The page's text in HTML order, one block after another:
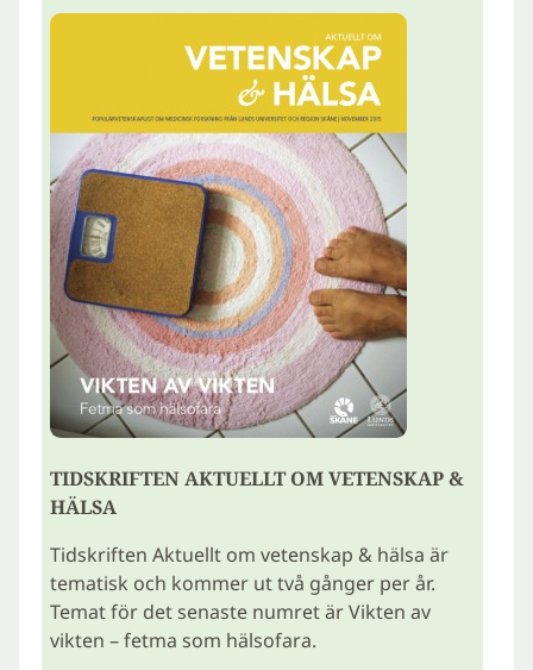
TIDSKRIFTEN AKTUELLT OM VETENSKAP &
HÄLSA
Tidskriften Aktuellt om vetenskap & hälsa är
tematisk och kommer ut två gånger per år.
Temat för det senaste numret är Vikten av
vikten – fetma som hälsofara.